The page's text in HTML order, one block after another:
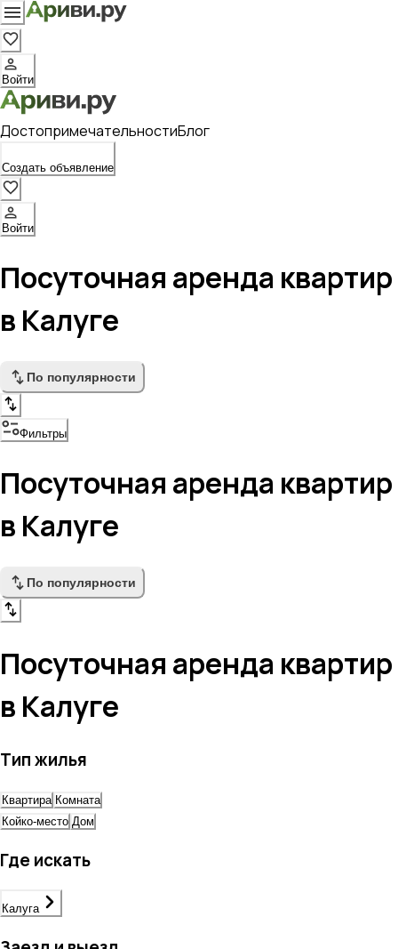
Войти
ДостопримечательностиБлог
Создать объявление
Войти
Посуточная аренда квартир
в Калуге
По популярности
Фильтры
Посуточная аренда квартир
в Калуге
По популярности
Посуточная аренда квартир
в Калуге
Тип жилья
Квартира Комната
Койко-место Дом
Где искать
Калуга